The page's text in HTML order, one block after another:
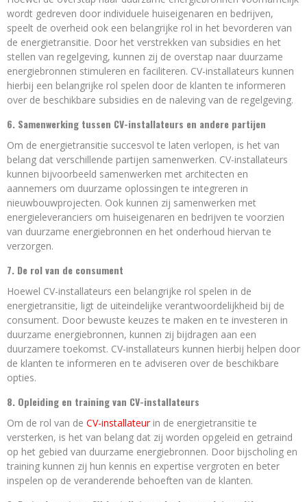
wordt gedreven door individuele huiseigenaren en bedrijven,
speelt de overheid ook een belangrijke rol in het bevorderen van
de energietransitie. Door het verstrekken van subsidies en het
stellen van regelgeving, kunnen zij de overstap naar duurzame
energiebronnen stimuleren en faciliteren. CV-installateurs kunnen
hierbij een belangrijke rol spelen door de klanten te informeren
over de beschikbare subsidies en de naleving van de regelgeving.
6. Samenwerking tussen CV-installateurs en andere partijen
Om de energietransitie succesvol te laten verlopen, is het van
belang dat verschillende partijen samenwerken. CV-installateurs
kunnen bijvoorbeeld samenwerken met architecten en
aannemers om duurzame oplossingen te integreren in
nieuwbouwprojecten. Ook kunnen zij samenwerken met
energieleveranciers om huiseigenaren en bedrijven te voorzien
van duurzame energiebronnen en het onderhoud hiervan te
verzorgen.
7. De rol van de consument
Hoewel CV-installateurs een belangrijke rol spelen in de
energietransitie, ligt de uiteindelijke verantwoordelijkheid bij de
consument. Door bewuste keuzes te maken en te investeren in
duurzame energiebronnen, kunnen zij bijdragen aan een
duurzamere toekomst. CV-installateurs kunnen hierbij helpen door
de klanten te informeren en te adviseren over de beschikbare
opties.
8. Opleiding en training van CV-installateurs
Om de rol van de CV-installateurin de energietransitie te
versterken, is het van belang dat zij worden opgeleid en getraind
op het gebied van duurzame energiebronnen. Door bijscholing en
training kunnen zij hun kennis en expertise vergroten en beter
inspelen op de veranderende behoeften van de klanten.